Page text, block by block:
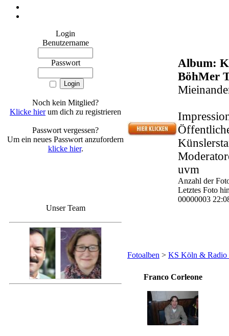
Login
Benutzername
Passwort
Noch kein Mitglied?
Klicke hierum dich zu registrieren
Passwort vergessen?
Um ein neues Passwort anzufordern
klicke hier.
Unser Team
Album:
BöhMer
uvm
Anzahl der
Letztes Foto
00000003
Fotoalben > KS Köln & Radio
Franco Corleone